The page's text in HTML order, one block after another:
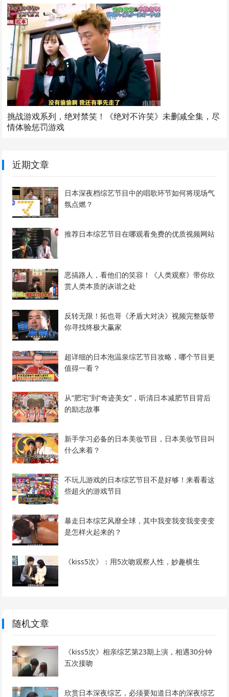
挑战游戏系列，绝对禁笑！《绝对不许笑》未删减全集，尽
情体验惩罚游戏
近期文章
日本深夜档综艺节目中的唱歌环节如何将现场气
氛点燃？
推荐日本综艺节目在哪观看免费的优质视频网站
恶搞路人，看他们的笑容！《人类观察》带你欣
赏人类本质的诙谐之处
反转无限！拓也哥《矛盾大对决》视频完整版带
你寻找终极大赢家
超详细的日本泡温泉综艺节目攻略，哪个节目更
值得一看？
从“肥宅”到“奇迹美女”，听清日本减肥节目背后
的励志故事
新手学习必备的日本美妆节目，日本美妆节目叫
什么来着？
不玩儿游戏的日本综艺节目不是好够！来看看这
些超火的游戏节目
暴走日本综艺风靡全球，其中我变我变我变变变
是怎样火起来的？
《kiss5次》：用5次吻观察人性，妙趣横生
随机文章
《kiss5次》相亲综艺第23期上演，相遇30分钟
五次接吻
欣赏日本深夜综艺，必须要知道日本的深夜综艺